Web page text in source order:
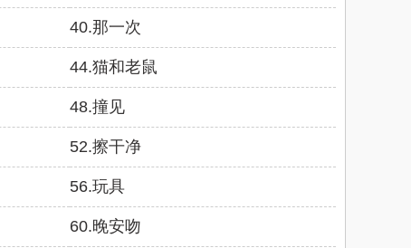
40.那一次
44.猫和老鼠
48.撞见
52.擦干净
56.玩具
60.晚安吻